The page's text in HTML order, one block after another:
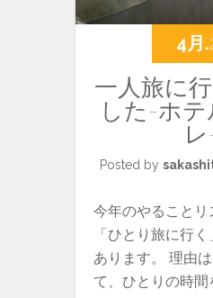
4月.
一人旅に
した-ホ
Posted by
今年のやることリ
「ひとり旅に行
あります。 理由
て、ひとりの時間